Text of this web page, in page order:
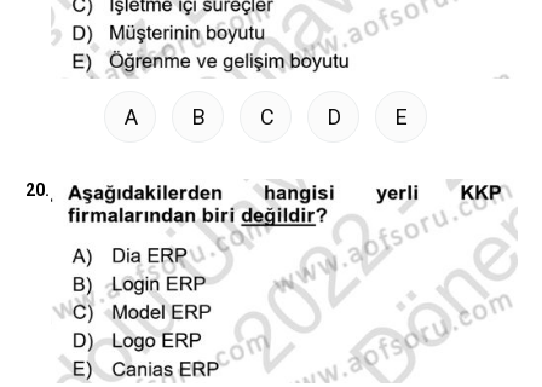
A B C D E
20.